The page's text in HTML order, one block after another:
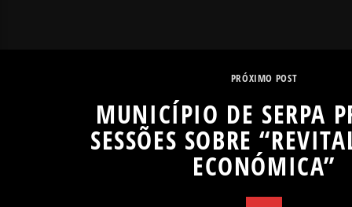
PRÓXIMO POST
MUNICÍPIO DE SERPA
SESSÕES SOBRE
ECONÓMICA”